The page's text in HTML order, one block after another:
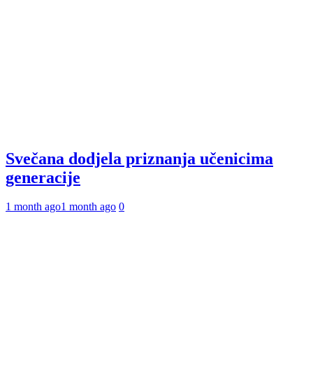
Svečana dodjela priznanja učenicima
generacije
1 month ago1 month ago 0